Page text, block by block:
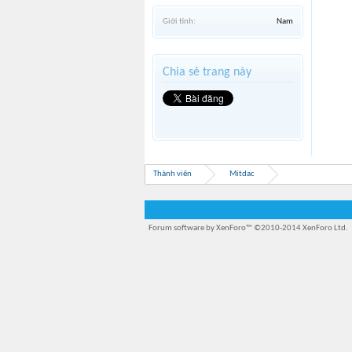
Giới tính: Nam
Chia sẻ trang này
Thành viên Mitdac
Forum software by XenForo™ ©2010-2014 XenForo Ltd.